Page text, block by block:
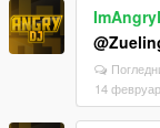
14